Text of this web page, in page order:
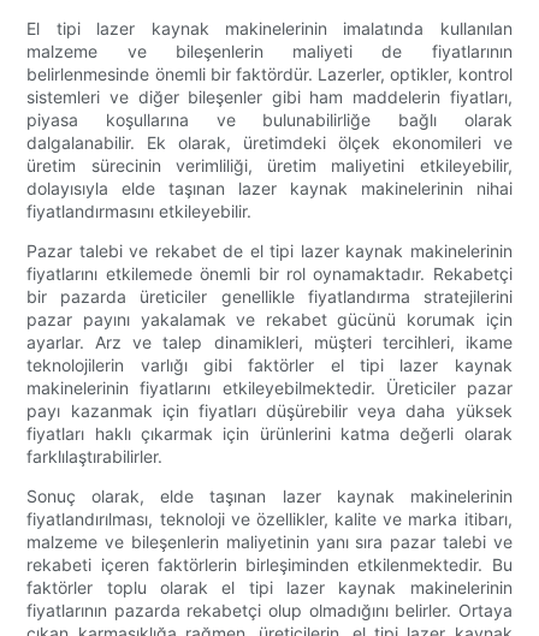
El tipi lazer kaynak makinelerinin imalatında kullanılan
malzeme ve bileşenlerin maliyeti de fiyatlarının
belirlenmesinde önemli bir faktördür. Lazerler, optikler, kontrol
sistemleri ve diğer bileşenler gibi ham maddelerin fiyatları,
piyasa koşullarına ve bulunabilirliğe bağlı olarak
dalgalanabilir. Ek olarak, üretimdeki ölçek ekonomileri ve
üretim sürecinin verimliliği, üretim maliyetini etkileyebilir,
dolayısıyla elde taşınan lazer kaynak makinelerinin nihai
fiyatlandırmasını etkileyebilir.
Pazar talebi ve rekabet de el tipi lazer kaynak makinelerinin
fiyatlarını etkilemede önemli bir rol oynamaktadır. Rekabetçi
bir pazarda üreticiler genellikle fiyatlandırma stratejilerini
pazar payını yakalamak ve rekabet gücünü korumak için
ayarlar. Arz ve talep dinamikleri, müşteri tercihleri, ikame
teknolojilerin varlığı gibi faktörler el tipi lazer kaynak
makinelerinin fiyatlarını etkileyebilmektedir. Üreticiler pazar
payı kazanmak için fiyatları düşürebilir veya daha yüksek
fiyatları haklı çıkarmak için ürünlerini katma değerli olarak
farklılaştırabilirler.
Sonuç olarak, elde taşınan lazer kaynak makinelerinin
fiyatlandırılması, teknoloji ve özellikler, kalite ve marka itibarı,
malzeme ve bileşenlerin maliyetinin yanı sıra pazar talebi ve
rekabeti içeren faktörlerin birleşiminden etkilenmektedir. Bu
faktörler toplu olarak el tipi lazer kaynak makinelerinin
fiyatlarının pazarda rekabetçi olup olmadığını belirler. Ortaya